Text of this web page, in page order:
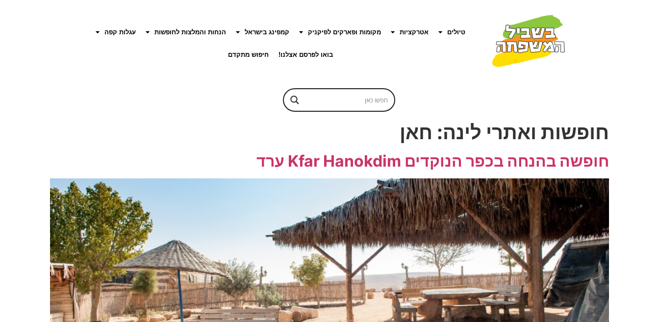
טיולים אטרקציות מקומות ופארקים לפיקניק קמפינג בישראל הנחות והמלצות לחופשות עגלות קפה
בואו לפרסם אצלנו! חיפוש מתקדם
חופשות ואתרי לינה: חאן
חופשה בהנחה בכפר הנוקדים Kfar Hanokdim ערד